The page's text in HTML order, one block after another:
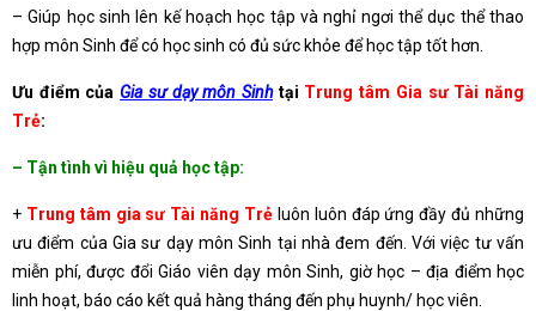
– Giúp học sinh lên kế hoạch học tập và nghỉ ngơi thể dục thể thao
hợp môn Sinh để có học sinh có đủ sức khỏe để học tập tốt hơn.
Ưu điểm của Gia sư dạy môn Sinhtại Trung tâm Gia sư Tài năng
Trẻ:
– Tận tình vì hiệu quả học tập:
+ Trung tâm gia sư Tài năng Trẻ luôn luôn đáp ứng đầy đủ những
ưu điểm của Gia sư dạy môn Sinh tại nhà đem đến. Với việc tư vấn
miễn phí, được đổi Giáo viên dạy môn Sinh, giờ học – địa điểm học
linh hoạt, báo cáo kết quả hàng tháng đến phụ huynh/ học viên.